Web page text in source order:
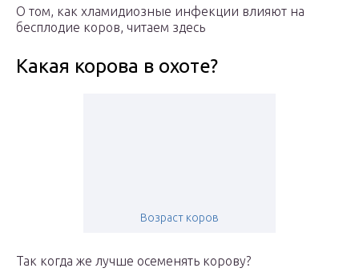
О том, как хламидиозные инфекции влияют на
бесплодие коров, читаем здесь
Какая корова в охоте?
Возраст коров
Так когда же лучше осеменять корову?